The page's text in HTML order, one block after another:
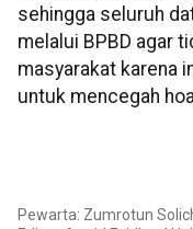
sehingga seluruh
melalui BPBD agar
masyarakat karena
untuk mencegah
Pewarta: Zumrotun